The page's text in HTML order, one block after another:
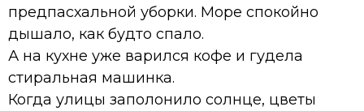
предпасхальной уборки. Море спокойно
дышало, как будто спало.
А на кухне уже варился кофе и гудела
стиральная машинка.
Когда улицы заполонило солнце, цветы